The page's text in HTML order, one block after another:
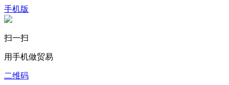
手机版
扫一扫
用手机做贸易
二维码